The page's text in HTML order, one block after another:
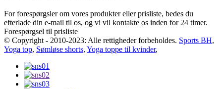
For forespørgsler om vores produkter eller prisliste, bedes du
efterlade din e-mail til os, og vi vil kontakte os inden for 24 timer.
Forespørgsel til prisliste
© Copyright - 2010-2023: Alle rettigheder forbeholdes. Sports BH,
Yoga top, Sømløse shorts, Yoga toppe til kvinder,